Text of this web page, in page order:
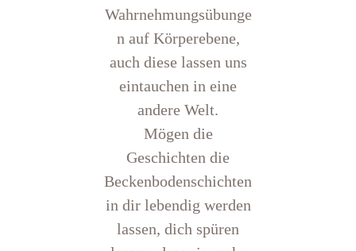
Wahrnehmungsübunge
n auf Körperebene,
auch diese lassen uns
eintauchen in eine
andere Welt.
Mögen die
Geschichten die
Beckenbodenschichten
in dir lebendig werden
lassen, dich spüren